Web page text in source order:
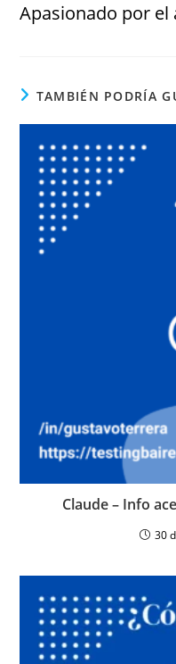
Apasionado por el
TAMBIÉN PODRÍA
Claude – Info
30